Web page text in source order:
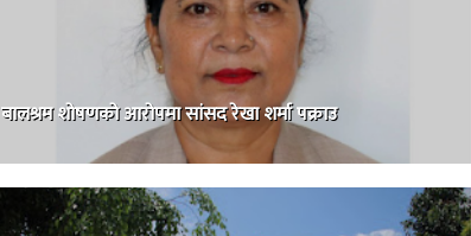
बालश्रम शोषणको आरोपमा सांसद रेखा शर्मा पक्राउ